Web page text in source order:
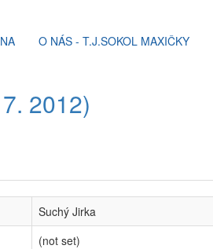
O NÁS - T.J.SOKOL MAXIČKY
2012)
Suchý Jirka
(not set)